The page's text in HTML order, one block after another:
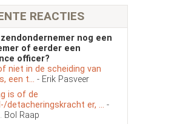
REACTIES
nog een
of eerder een
officer?
niet in de scheiding van
een t... - Erik Pasveer
is of de
detacheringskracht er, ... -
Bol Raap